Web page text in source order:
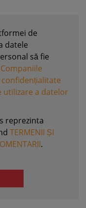
de
datele
să fie
Companiile
utilizare a datelor
reprezinta
TERMENII ȘI
.